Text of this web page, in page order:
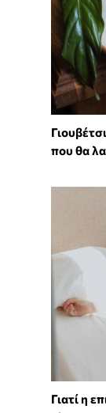
που θα
Γιατί η